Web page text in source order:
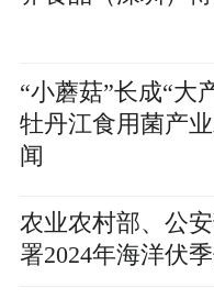
“小蘑菇”长成“
牡丹江食用菌产
闻
农业农村部、公
署2024年海洋伏